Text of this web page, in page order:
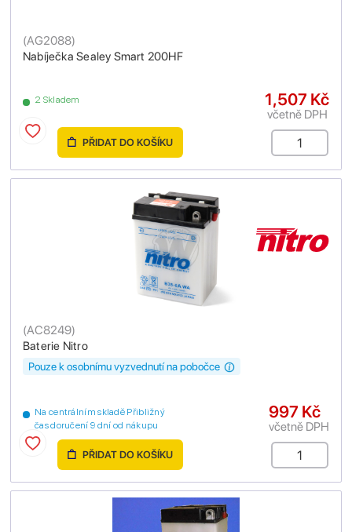
Nabíječka Sealey Smart 200HF
(AG2088)
2 Skladem 1,507 Kč
včetně DPH
PŘIDAT DO KOŠÍKU
Baterie Nitro
(AC8249)
Na centrálním skladě Přibližný
čas doručení 9 dní od nákupu
Pouze k osobnímu vyzvednutí na pobočce
997 Kč
včetně DPH
PŘIDAT DO KOŠÍKU